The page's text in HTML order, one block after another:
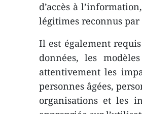
d’accès à
légitimes reconnus
Il est également
données, les
attentivement les
personnes âgées,
organisations et les